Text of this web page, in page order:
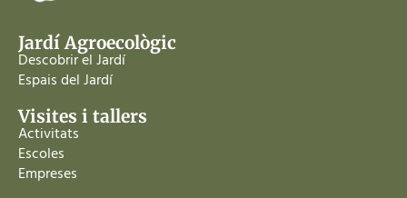
Jardí Agroecològic
Descobrir el Jardí
Espais del Jardí
Visites i tallers
Activitats
Escoles
Empreses